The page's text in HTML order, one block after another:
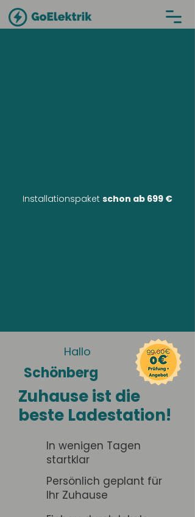
Installationspaket schon ab 699 €
Hallo
Schönberg
Zuhause ist die
beste Ladestation!
In wenigen Tagen
startklar
Persönlich geplant für
Ihr Zuhause